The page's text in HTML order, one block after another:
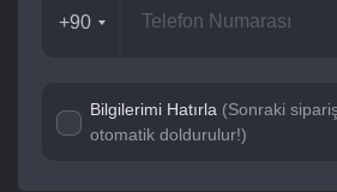
+90
Bilgilerimi Hatırla (Sonraki
otomatik doldurulur!)